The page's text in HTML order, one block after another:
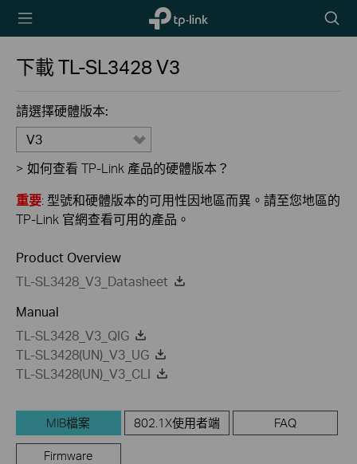
TP-Link,
Reliably
icon
下載TL-SL3428V3
請選擇硬體版本:
V3
> 如何查看 TP-Link 產品的硬體版本？
重要: 型號和硬體版本的可用性因地區而異。請至您地區的
TP-Link 官網查看可用的產品。
Product Overview
TL-SL3428_V3_Datasheet
Manual
TL-SL3428_V3_QIG
TL-SL3428(UN)_V3_UG
TL-SL3428(UN)_V3_CLI
MIB檔案 802.1X使用者端 FAQ
Firmware